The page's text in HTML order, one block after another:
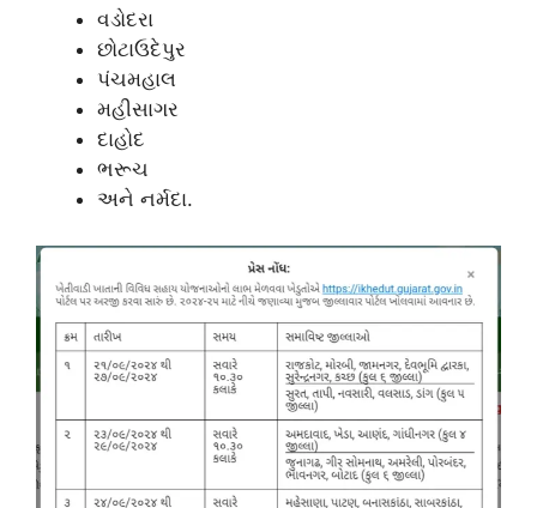
વડોદરા
છોટાઉદેપુર
પંચમહાલ
મહીસાગર
દાહોદ
ભરૂચ
અને નર્મદા.